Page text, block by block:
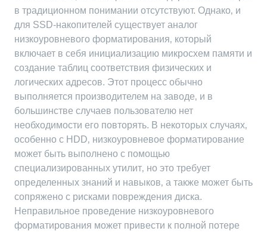
в традиционном понимании отсутствуют. Однако‚ и
для SSD-накопителей существует аналог
низкоуровневого форматирования‚ который
включает в себя инициализацию микросхем памяти и
создание таблиц соответствия физических и
логических адресов. Этот процесс обычно
выполняется производителем на заводе‚ и в
большинстве случаев пользователю нет
необходимости его повторять. В некоторых случаях‚
особенно с HDD‚ низкоуровневое форматирование
может быть выполнено с помощью
специализированных утилит‚ но это требует
определенных знаний и навыков‚ а также может быть
сопряжено с рисками повреждения диска.
Неправильное проведение низкоуровневого
форматирования может привести к полной потере